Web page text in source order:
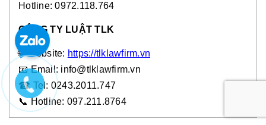
Hotline: 0972.118.764
CÔNG TY LUẬT TLK
🌐 Website: https://tlklawfirm.vn
📧Email: info@tlklawfirm.vn
☎Tel: 0243.2011.747
📞 Hotline: 097.211.8764